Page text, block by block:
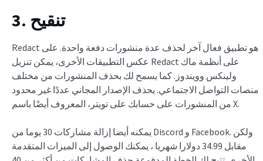
3. تنقيح
Redact هو تطبيق فعال آخر لحذف عدة منشورات دفعة واحدة. على
عكس التطبيقات الأخرى، يمكن تنزيل Redact على أنظمة ماك
ولينكس وويندوز. كما يسمح لك بحذف المنشورات من مختلف
منصات التواصل الاجتماعي. يحذف الإصدار المجاني عددًا غير محدود
من المنشورات على حسابك على تويتر، المعروف أيضًا باسم X.
يمكنه أيضا إزالة مشاركات 30 يوما من Discord و Facebook. ولكن
مقابل 34.99 دولارا شهريا ، يمكنك الوصول إلى الميزات المتقدمة